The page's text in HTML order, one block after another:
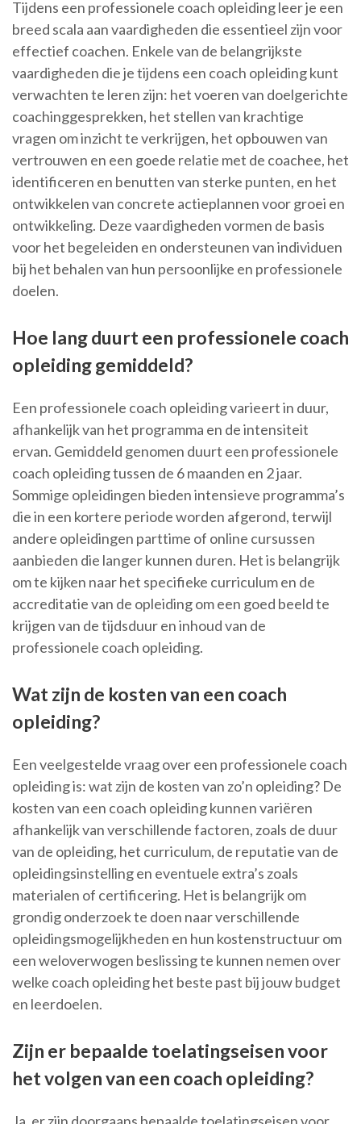
Tijdens een professionele coach opleiding leer je een
breed scala aan vaardigheden die essentieel zijn voor
effectief coachen. Enkele van de belangrijkste
vaardigheden die je tijdens een coach opleiding kunt
verwachten te leren zijn: het voeren van doelgerichte
coachinggesprekken, het stellen van krachtige
vragen om inzicht te verkrijgen, het opbouwen van
vertrouwen en een goede relatie met de coachee, het
identificeren en benutten van sterke punten, en het
ontwikkelen van concrete actieplannen voor groei en
ontwikkeling. Deze vaardigheden vormen de basis
voor het begeleiden en ondersteunen van individuen
bij het behalen van hun persoonlijke en professionele
doelen.
Hoe lang duurt een professionele coach
opleiding gemiddeld?
Een professionele coach opleiding varieert in duur,
afhankelijk van het programma en de intensiteit
ervan. Gemiddeld genomen duurt een professionele
coach opleiding tussen de 6 maanden en 2 jaar.
Sommige opleidingen bieden intensieve programma’s
die in een kortere periode worden afgerond, terwijl
andere opleidingen parttime of online cursussen
aanbieden die langer kunnen duren. Het is belangrijk
om te kijken naar het specifieke curriculum en de
accreditatie van de opleiding om een goed beeld te
krijgen van de tijdsduur en inhoud van de
professionele coach opleiding.
Wat zijn de kosten van een coach
opleiding?
Een veelgestelde vraag over een professionele coach
opleiding is: wat zijn de kosten van zo’n opleiding? De
kosten van een coach opleiding kunnen variëren
afhankelijk van verschillende factoren, zoals de duur
van de opleiding, het curriculum, de reputatie van de
opleidingsinstelling en eventuele extra’s zoals
materialen of certificering. Het is belangrijk om
grondig onderzoek te doen naar verschillende
opleidingsmogelijkheden en hun kostenstructuur om
een weloverwogen beslissing te kunnen nemen over
welke coach opleiding het beste past bij jouw budget
en leerdoelen.
Zijn er bepaalde toelatingseisen voor
het volgen van een coach opleiding?